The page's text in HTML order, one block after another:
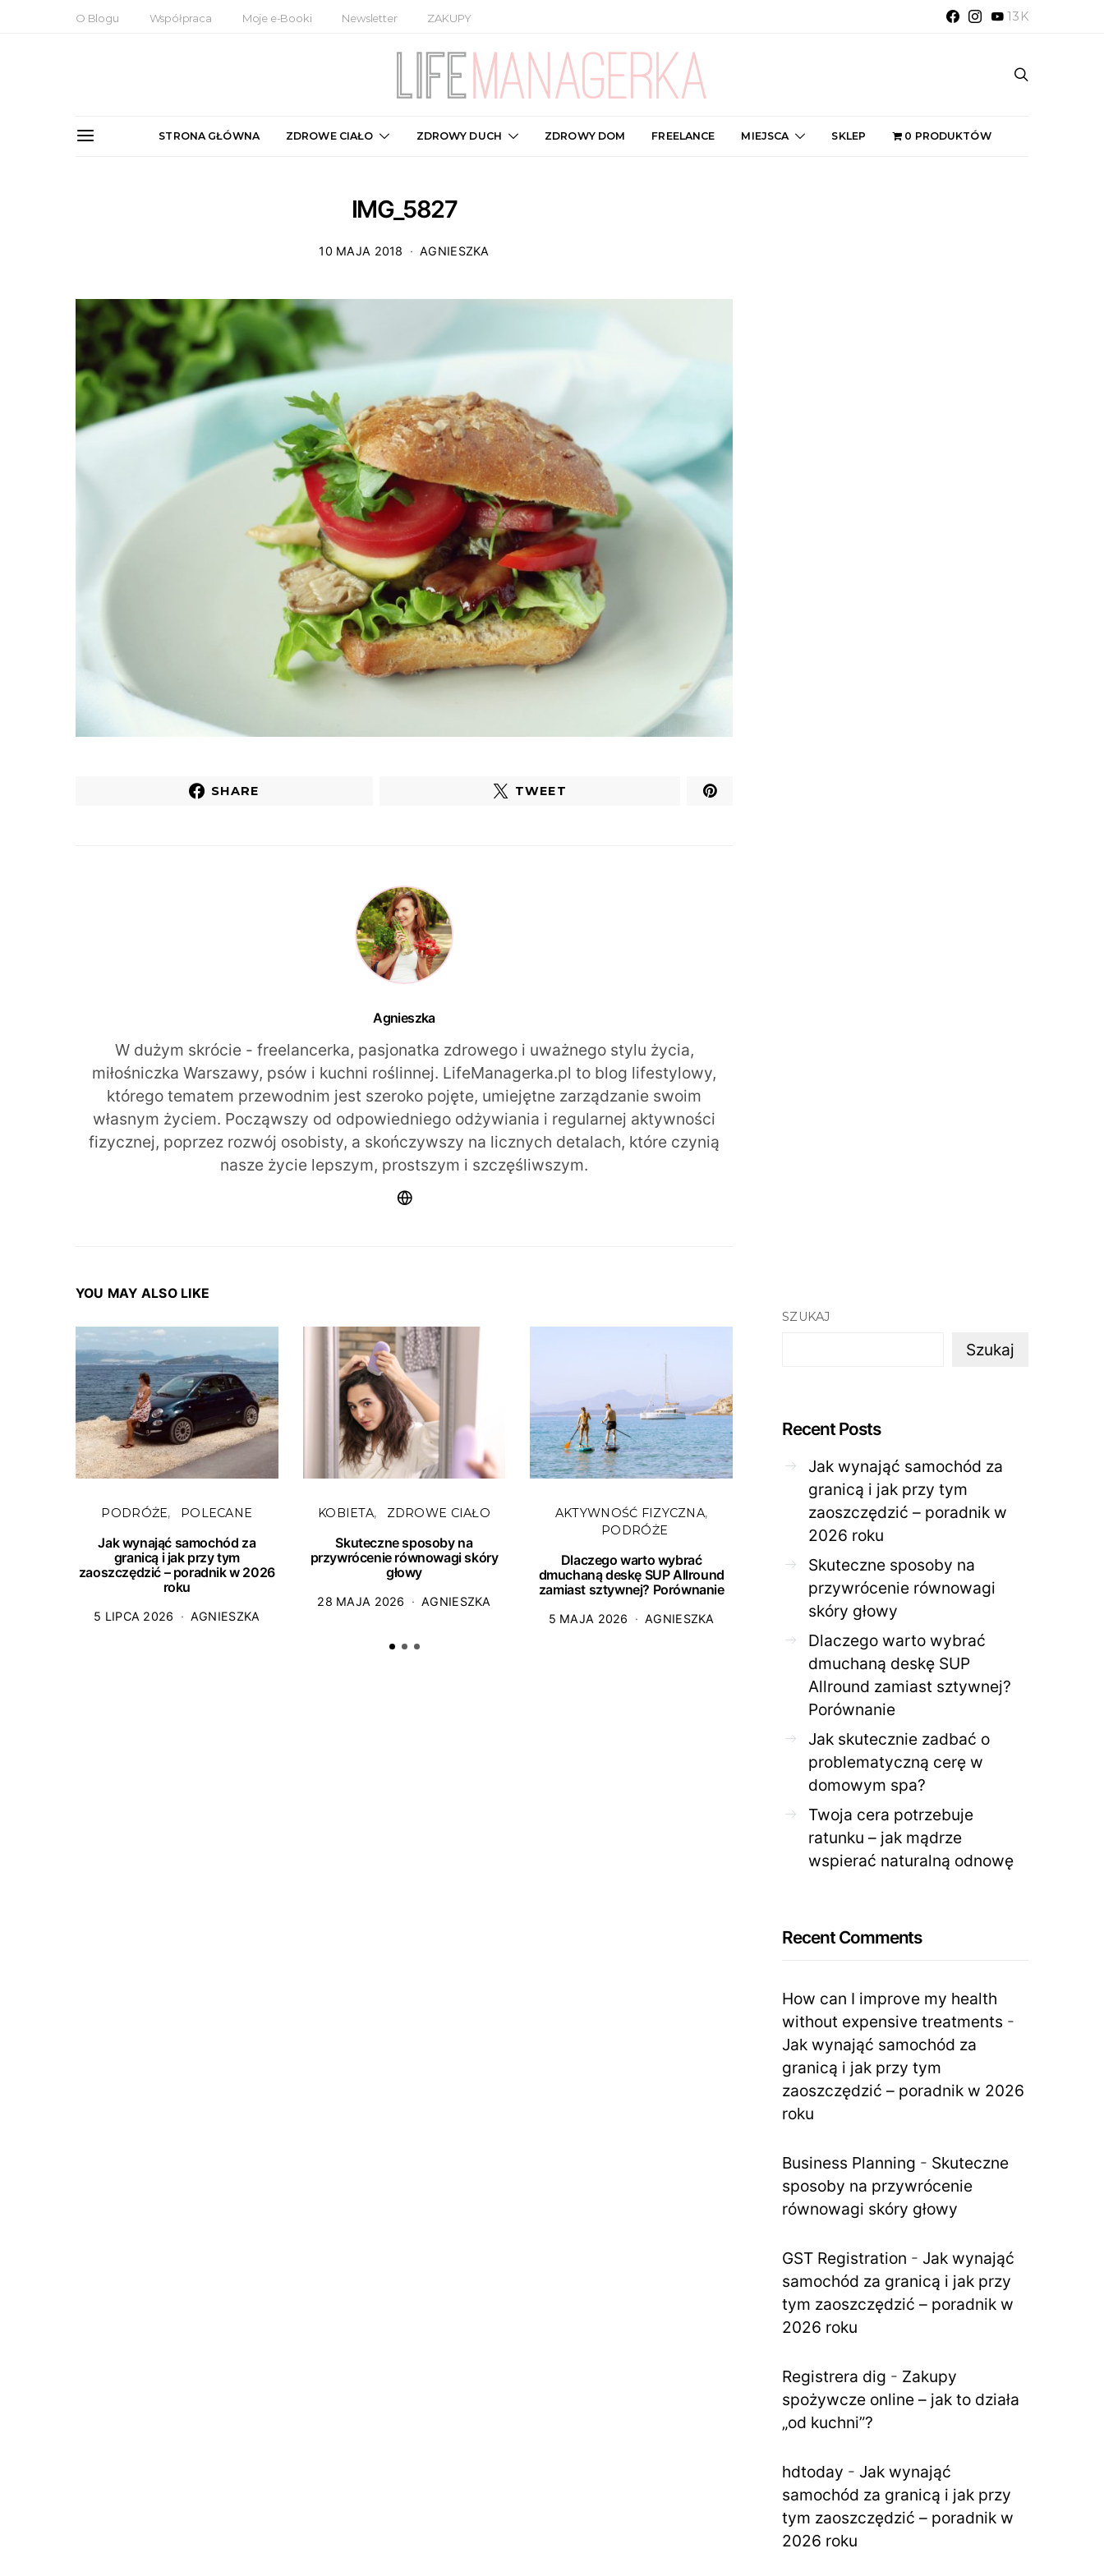
O Blogu Współpraca Moje e-Booki Newsletter ZAKUPY 13K
STRONA GŁÓWNA ZDROWE CIAŁO ZDROWY DUCH ZDROWY DOM FREELANCE MIEJSCA SKLEP 0 PRODUKTÓW
IMG_5827
10 MAJA 2018 AGNIESZKA
SHARE TWEET
Agnieszka
W dużym skrócie - freelancerka, pasjonatka zdrowego i uważnego stylu życia,
miłośniczka Warszawy, psów i kuchni roślinnej. LifeManagerka.pl to blog lifestylowy,
którego tematem przewodnim jest szeroko pojęte, umiejętne zarządzanie swoim
własnym życiem. Począwszy od odpowiedniego odżywiania i regularnej aktywności
fizycznej, poprzez rozwój osobisty, a skończywszy na licznych detalach, które czynią
nasze życie lepszym, prostszym i szczęśliwszym.
YOU MAY ALSO LIKE
PODRÓŻE POLECANE
Jak wynająć samochód za
granicą i jak przy tym
zaoszczędzić – poradnik w 2026
roku
5 LIPCA 2026 AGNIESZKA
KOBIETA ZDROWE CIAŁO
Skuteczne sposoby na
przywrócenie równowagi skóry
głowy
28 MAJA 2026 AGNIESZKA
AKTYWNOŚĆ FIZYCZNA
PODRÓŻE
Dlaczego warto wybrać
dmuchaną deskę SUP Allround
zamiast sztywnej? Porównanie
5 MAJA 2026 AGNIESZKA
ZDROWE CIAŁO
Jak skutecznie zadbać o
problematyczną cerę w
domowym spa?
28 KWIETNIA 2026 27 KWIETNIA 2026
SZUKAJ
Szukaj
Recent Posts
Jak wynająć samochód za
granicą i jak przy tym
zaoszczędzić – poradnik w
2026 roku
Skuteczne sposoby na
przywrócenie równowagi
skóry głowy
Dlaczego warto wybrać
dmuchaną deskę SUP
Allround zamiast sztywnej?
Porównanie
Jak skutecznie zadbać o
problematyczną cerę w
domowym spa?
Twoja cera potrzebuje
ratunku – jak mądrze
wspierać naturalną odnowę
Recent Comments
How can I improve my health
without expensive treatments -
Jak wynająć samochód za
granicą i jak przy tym
zaoszczędzić – poradnik w 2026
roku
Business Planning - Skuteczne
sposoby na przywrócenie
równowagi skóry głowy
GST Registration - Jak wynająć
samochód za granicą i jak przy
tym zaoszczędzić – poradnik w
2026 roku
Registrera dig - Zakupy
spożywcze online – jak to działa
„od kuchni”?
hdtoday - Jak wynająć
samochód za granicą i jak przy
tym zaoszczędzić – poradnik w
2026 roku